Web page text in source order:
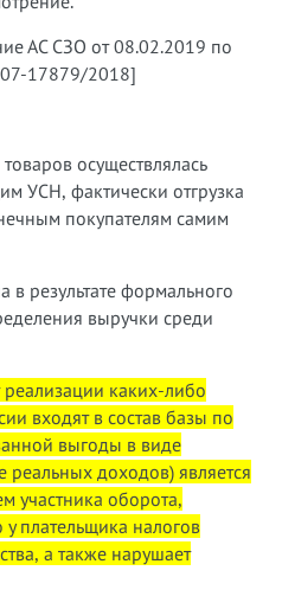
АС СЗО от 08.02.2019 по
17879/2018]
осуществлялась
УСН, фактически отгрузка
покупателям самим
результате формального
выручки среди
каких-либо
входят в состав базы по
выгоды в виде
доходов) является
участника оборота,
плательщика налогов
а также нарушает